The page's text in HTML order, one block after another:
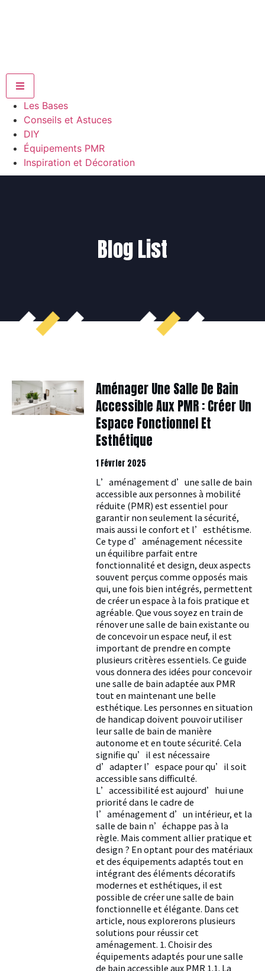
Les Bases
Conseils et Astuces
DIY
Équipements PMR
Inspiration et Décoration
Hamburger Toggle Menu
Blog List
Aménager Une Salle De Bain
Accessible Aux PMR : Créer Un
Espace Fonctionnel Et
Esthétique
1 Février 2025
L’aménagement d’une salle de bain
accessible aux personnes à mobilité
réduite (PMR) est essentiel pour
garantir non seulement la sécurité,
mais aussi le confort et l’esthétisme.
Ce type d’aménagement nécessite
un équilibre parfait entre
fonctionnalité et design, deux aspects
souvent perçus comme opposés mais
qui, une fois bien intégrés, permettent
de créer un espace à la fois pratique et
agréable. Que vous soyez en train de
rénover une salle de bain existante ou
de concevoir un espace neuf, il est
important de prendre en compte
plusieurs critères essentiels. Ce guide
vous donnera des idées pour concevoir
une salle de bain adaptée aux PMR
tout en maintenant une belle
esthétique. Les personnes en situation
de handicap doivent pouvoir utiliser
leur salle de bain de manière
autonome et en toute sécurité. Cela
signifie qu’il est nécessaire
d’adapter l’espace pour qu’il soit
accessible sans difficulté.
L’accessibilité est aujourd’hui une
priorité dans le cadre de
l’aménagement d’un intérieur, et la
salle de bain n’échappe pas à la
règle. Mais comment allier pratique et
design ? En optant pour des matériaux
et des équipements adaptés tout en
intégrant des éléments décoratifs
modernes et esthétiques, il est
possible de créer une salle de bain
fonctionnelle et élégante. Dans cet
article, nous explorerons plusieurs
solutions pour réussir cet
aménagement. 1. Choisir des
équipements adaptés pour une salle
de bain accessible aux PMR 1.1. La